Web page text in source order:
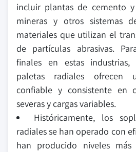
incluir plantas de cemento y
mineras y otros sistemas
materiales que utilizan el
de partículas abrasivas.
finales en estas
paletas radiales ofrecen
confiable y consistente en
severas y cargas variables.
Históricamente, los
radiales se han operado con
han producido niveles